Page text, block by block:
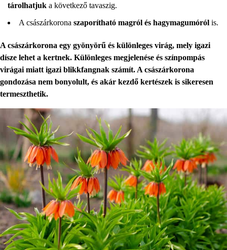
tárolhatjuk a következő tavaszig.
A császárkorona szaporítható magról és hagymagumóról is.
A császárkorona egy gyönyörű és különleges virág, mely igazi
dísze lehet a kertnek. Különleges megjelenése és színpompás
virágai miatt igazi blikkfangnak számít. A császárkorona
gondozása nem bonyolult, és akár kezdő kertészek is sikeresen
termeszthetik.